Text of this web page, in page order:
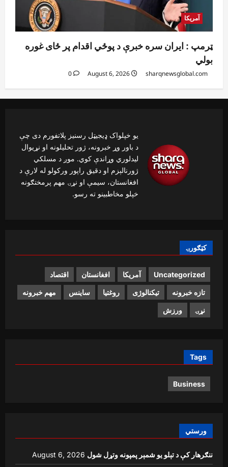
آمریکا
ټرمپ : ایران سره خبرې د پوځي اقدام پر ځای غوره
بولي
sharqnewsglobal.com
0
یو خپلواک ډیجیټل رسنیز پلاتفورم دی چې
د باور وړ خبرونه، ژور تحلیلونه او نړیوال
لیدلوري وړاندې کوي. موږ د مسلکي
ژورنالېزم او دقیق راپور ورکولو له لارې د
افغانستان، سیمې او نړۍ مهم پرمختګونه
خپلو مخاطبینو ته رسو.
کټګورۍ
Uncategorized آمریکا افغانستان اقتصاد
تازه خبرونه تیکنالوژی روغتیا ساینس مهم خبرونه
نړۍ ورزش
Tags
Business
ورستي
ننګرهار کې د تېلو یو شمېر پمپونه وتړل شول August 6, 2026